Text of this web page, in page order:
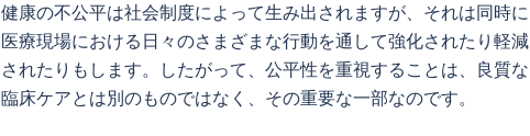
健康の不公平は社会制度によって生み出されますが、それは同時に
医療現場における日々のさまざまな行動を通して強化されたり軽減
されたりもします。したがって、公平性を重視することは、良質な
臨床ケアとは別のものではなく、その重要な一部なのです。